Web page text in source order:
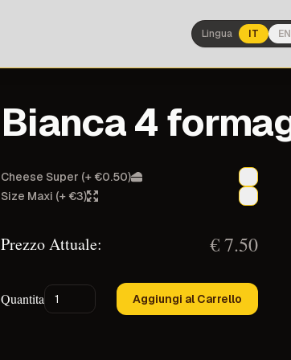
Lingua IT EN
Bianca 4
Cheese Super (+ €0.50)
Size Maxi (+ €3)
Prezzo Attuale: €7.50
Quantita Aggiungi al Carrello